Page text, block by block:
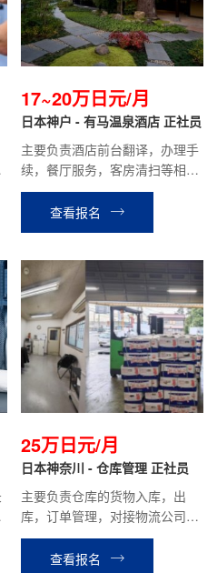
17~20万日元/月
日本神户 - 有马温泉酒店 正社员
主要负责酒店前台翻译，办理手
续，餐厅服务，客房清扫等相关
工作。
查看报名
25万日元/月
日本神奈川 - 仓库管理 正社员
主要负责仓库的货物入库，出
库，订单管理，对接物流公司等
工作。
查看报名